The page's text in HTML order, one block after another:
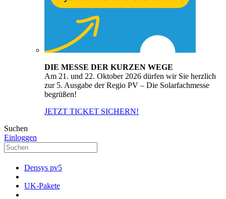
DIE MESSE DER KURZEN WEGE
Am 21. und 22. Oktober 2026 dürfen wir Sie herzlich
zur 5. Ausgabe der Regio PV – Die Solarfachmesse
begrüßen!
JETZT TICKET SICHERN!
Suchen
Einloggen
Densys pv5
UK-Pakete